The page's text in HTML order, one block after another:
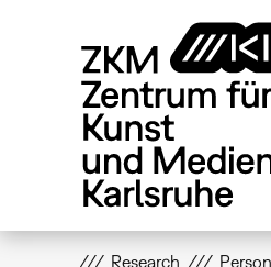
Research